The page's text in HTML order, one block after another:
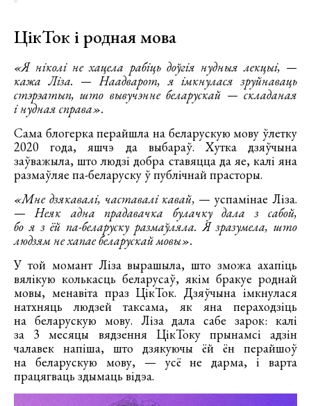
ЦікТок і родная мова
«Я ніколі не хацела рабіць доўгія нудныя лекцыі, —
кажа Ліза. — Наадварот, я імкнулася зруйнаваць
стэрэатып, што вывучэнне беларускай — складаная
і нудная справа».
Сама блогерка перайшла на беларускую мову ўлетку
2020 года, яшчэ да выбараў. Хутка дзяўчына
заўважыла, што людзі добра ставяцца да яе, калі яна
размаўляе па-беларуску ў публічнай прасторы.
«Мне дзякавалі, частавалі кавай, — успамінае Ліза.
—Неяк адна прадавачка булачку дала з сабой,
бо я з ёй па-беларуску размаўляла. Я зразумела, што
людзям не хапае беларускай мовы».
У той момант Ліза вырашыла, што зможа ахапіць
вялікую колькасць беларусаў, якім бракуе роднай
мовы, менавіта праз ЦікТок. Дзяўчына імкнулася
натхняць людзей таксама, як яна пераходзіць
на беларускую мову. Ліза дала сабе зарок: калі
за 3 месяцы вядзення ЦікТоку прынамсі адзін
чалавек напіша, што дзякуючы ёй ён перайшоў
на беларускую мову, — усё не дарма, і варта
працягваць здымаць відэа.